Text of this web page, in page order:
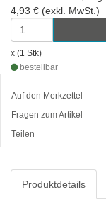
4,93 € (exkl. MwSt.)
x (1 Stk)
bestellbar
Auf den Merkzettel
Fragen zum Artikel
Teilen
Produktdetails